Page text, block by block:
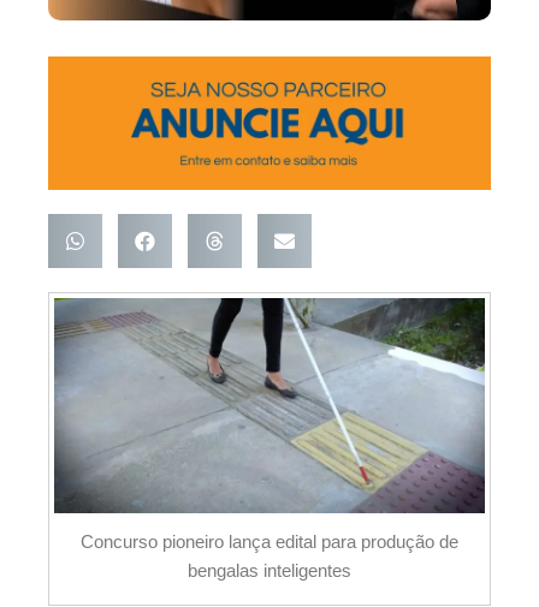
Concurso pioneiro lança edital para produção de
bengalas inteligentes